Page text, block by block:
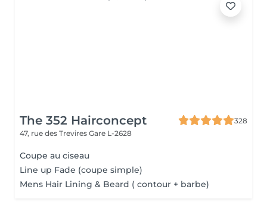
The 352 Hairconcept
328
47, rue des Trevires Gare L-2628
Coupe au ciseau
Line up Fade (coupe simple)
Mens Hair Lining & Beard ( contour + barbe)